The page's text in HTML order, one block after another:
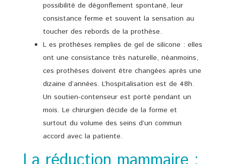
possibilité de dégonflement spontané, leur
consistance ferme et souvent la sensation au
toucher des rebords de la prothèse.
L es prothèses remplies de gel de silicone : elles
ont une consistance très naturelle, néanmoins,
ces prothèses doivent être changées après une
dizaine d’années. L’hospitalisation est de 48h.
Un soutien-contenseur est porté pendant un
mois. Le chirurgien décide de la forme et
surtout du volume des seins d’un commun
accord avec la patiente.